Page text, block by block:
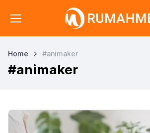
Home #animaker
#animaker